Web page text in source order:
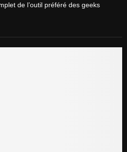
de l’outil préféré des geeks